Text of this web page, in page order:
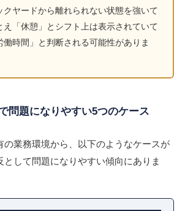
クヤードから離れられない状態を強いて
え「休憩」とシフト上は表示されていて
働時間」と判断される可能性がありま
問題になりやすい5つのケース
の業務環境から、以下のようなケースが
として問題になりやすい傾向にありま